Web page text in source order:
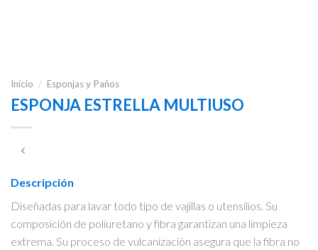
Inicio / Esponjas y Paños
ESPONJA ESTRELLA MULTIUSO
Descripción
Diseñadas para lavar todo tipo de vajillas o utensilios. Su
composición de poliuretano y fibra garantizan una limpieza
extrema. Su proceso de vulcanización asegura que la fibra no